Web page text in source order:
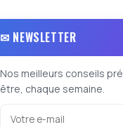
✉ NEWSLETTER
Nos meilleurs conseils
être, chaque semaine.